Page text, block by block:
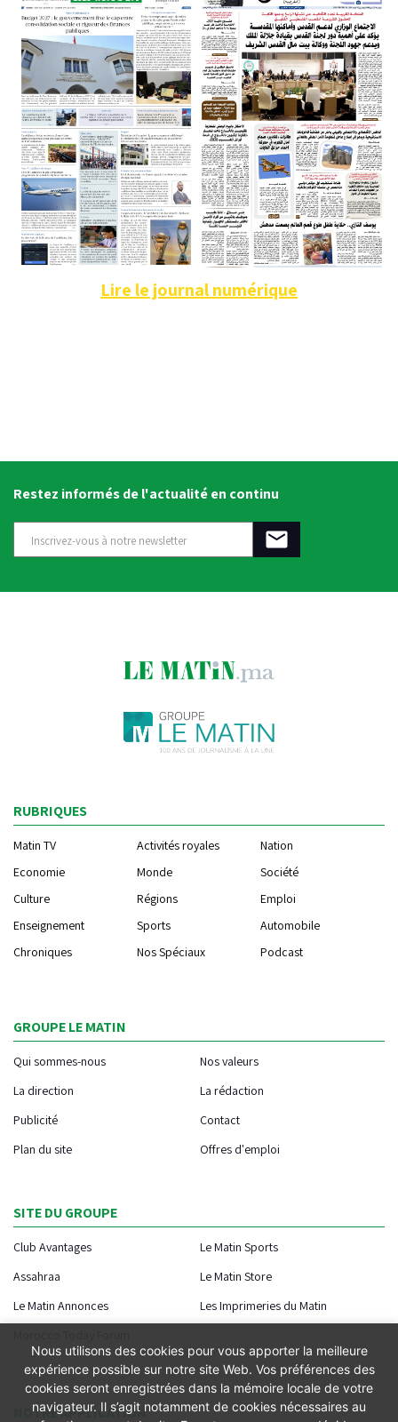
Lire le journal numérique
Restez informés de l'actualité en continu
RUBRIQUES
Matin TV Activités royales
Nation
Economie
Monde
Société
Culture
Régions
Emploi
Enseignement
Sports
Automobile
Chroniques
Nos Spéciaux Podcast
GROUPE LE MATIN
Qui sommes-nous
Nos valeurs
La direction
La rédaction
Publicité
Contact
Plan du site
Offres d'emploi
SITE DU GROUPE
Club Avantages
Le Matin Sports
Assahraa
Le Matin Store
Le Matin Annonces
Les Imprimeries du Matin
NOTRE APPLICATION
Nous utilisons des cookies pour vous apporter la meilleure
expérience possible sur notre site Web. Vos préférences des
cookies seront enregistrées dans la mémoire locale de votre
navigateur. Il s’agit notamment de cookies nécessaires au